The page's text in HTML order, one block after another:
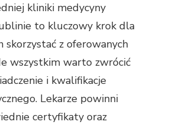
kliniki medycyny
to kluczowy krok dla
skorzystać z oferowanych
wszystkim warto zwrócić
i kwalifikacje
Lekarze powinni
certyfikaty oraz